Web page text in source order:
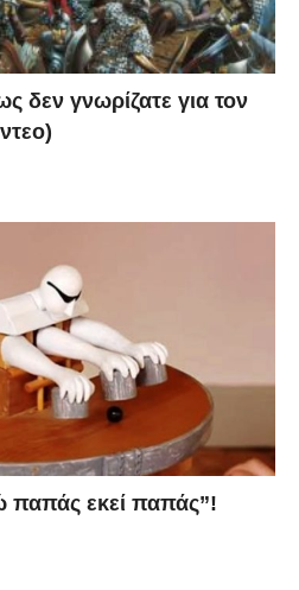
δεν γνωρίζατε για τον
παπάς εκεί παπάς”!